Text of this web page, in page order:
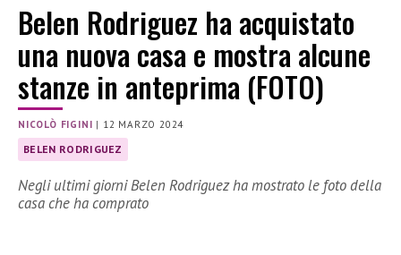
Belen Rodriguez ha acquistato
una nuova casa e mostra alcune
stanze in anteprima (FOTO)
NICOLÒ FIGINI | 12 MARZO 2024
BELEN RODRIGUEZ
Negli ultimi giorni Belen Rodriguez ha mostrato le foto della
casa che ha comprato